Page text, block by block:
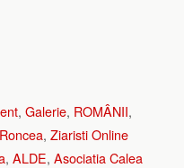
, Galerie, ROMÂNII,
, Ziaristi Online
, ALDE, Asociatia Calea